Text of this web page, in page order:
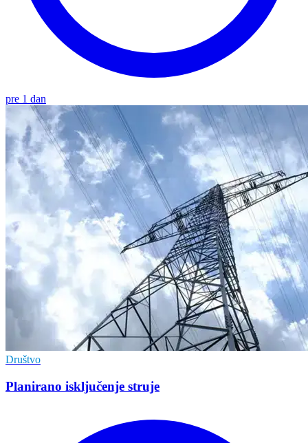
pre 1 dan
Društvo
Planirano isključenje struje